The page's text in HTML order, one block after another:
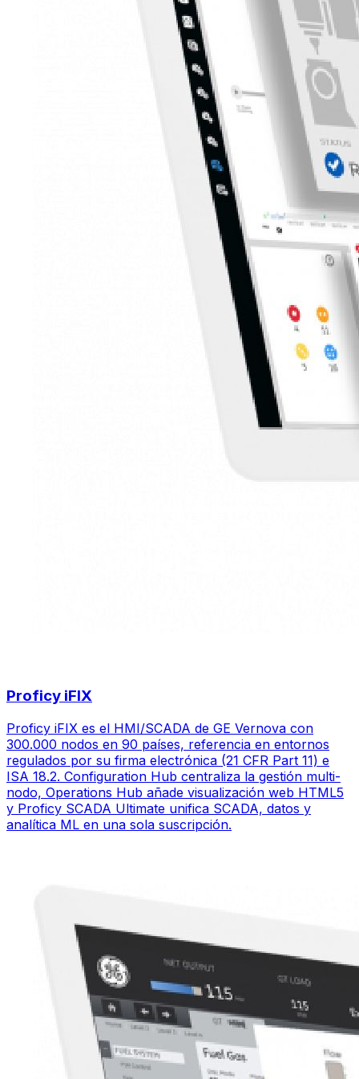
Proficy iFIX
Proficy iFIX es el HMI/SCADA de GE Vernova con
300.000 nodos en 90 países, referencia en entornos
regulados por su firma electrónica (21 CFR Part 11) e
ISA 18.2. Configuration Hub centraliza la gestión multi-
nodo, Operations Hub añade visualización web HTML5
y Proficy SCADA Ultimate unifica SCADA, datos y
analítica ML en una sola suscripción.